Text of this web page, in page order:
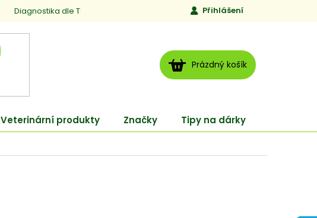
Diagnostika dle TCM Jen to, čemu věříme
Přihlášení
NÁKUPNÍ
KOŠÍK
Prázdný košík
Veterinární produkty Značky Tipy na dárky